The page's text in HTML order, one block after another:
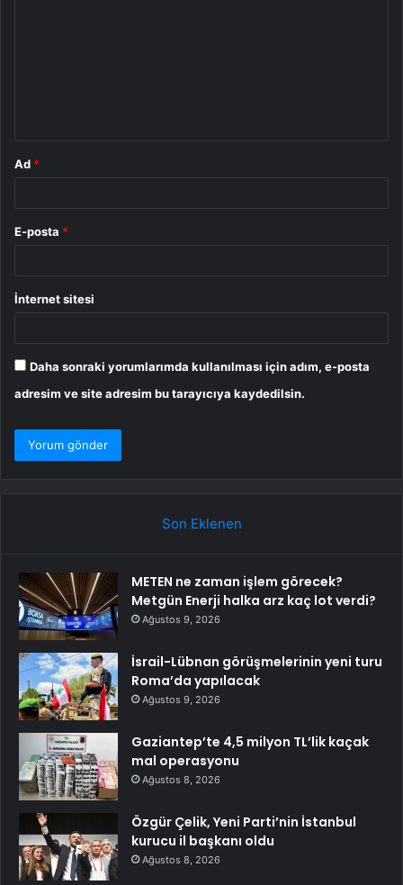
Ad *
E-posta *
İnternet sitesi
Daha sonraki yorumlarımda kullanılması için adım, e-posta
adresim ve site adresim bu tarayıcıya kaydedilsin.
Son Eklenen
METEN ne zaman işlem görecek?
Metgün Enerji halka arz kaç lot verdi?
Ağustos 9, 2026
İsrail-Lübnan görüşmelerinin yeni turu
Roma’da yapılacak
Ağustos 9, 2026
Gaziantep’te 4,5 milyon TL’lik kaçak
mal operasyonu
Ağustos 8, 2026
Özgür Çelik, Yeni Parti’nin İstanbul
kurucu il başkanı oldu
Ağustos 8, 2026